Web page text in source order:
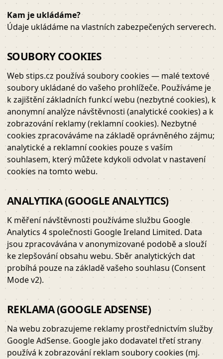
Kam je ukládáme?
Údaje ukládáme na vlastních zabezpečených serverech.
SOUBORY COOKIES
Web stips.cz používá soubory cookies — malé textové
soubory ukládané do vašeho prohlížeče. Používáme je
k zajištění základních funkcí webu (nezbytné cookies), k
anonymní analýze návštěvnosti (analytické cookies) a k
zobrazování reklamy (reklamní cookies). Nezbytné
cookies zpracováváme na základě oprávněného zájmu;
analytické a reklamní cookies pouze s vaším
souhlasem, který můžete kdykoli odvolat v nastavení
cookies na tomto webu.
ANALYTIKA (GOOGLE ANALYTICS)
K měření návštěvnosti používáme službu Google
Analytics 4 společnosti Google Ireland Limited. Data
jsou zpracovávána v anonymizované podobě a slouží
ke zlepšování obsahu webu. Sběr analytických dat
probíhá pouze na základě vašeho souhlasu (Consent
Mode v2).
REKLAMA (GOOGLE ADSENSE)
Na webu zobrazujeme reklamy prostřednictvím služby
Google AdSense. Google jako dodavatel třetí strany
používá k zobrazování reklam soubory cookies (mj.